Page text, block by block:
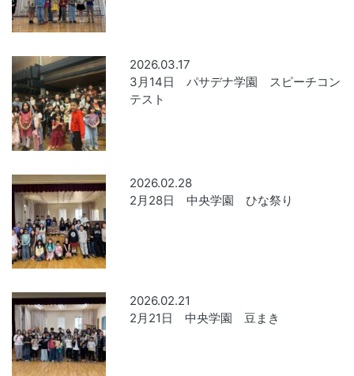
2026.03.17
3月14日 パサデナ学園 スピーチコン
テスト
2026.02.28
2月28日 中央学園 ひな祭り
2026.02.21
2月21日 中央学園 豆まき